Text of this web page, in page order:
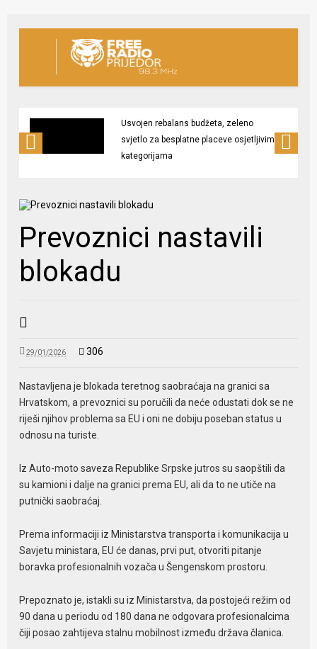
Usvojen rebalans budžeta, zeleno
svjetlo za besplatne placeve osjetljivim
kategorijama
Prevoznici nastavili
blokadu
29/01/2026 306
Nastavljena je blokada teretnog saobraćaja na granici sa
Hrvatskom, a prevoznici su poručili da neće odustati dok se ne
riješi njihov problema sa EU i oni ne dobiju poseban status u
odnosu na turiste.
Iz Auto-moto saveza Republike Srpske jutros su saopštili da
su kamioni i dalje na granici prema EU, ali da to ne utiče na
putnički saobraćaj.
Prema informaciji iz Ministarstva transporta i komunikacija u
Savjetu ministara, EU će danas, prvi put, otvoriti pitanje
boravka profesionalnih vozača u Šengenskom prostoru.
Prepoznato je, istakli su iz Ministarstva, da postojeći režim od
90 dana u periodu od 180 dana ne odgovara profesionalcima
čiji posao zahtijeva stalnu mobilnost između država članica.